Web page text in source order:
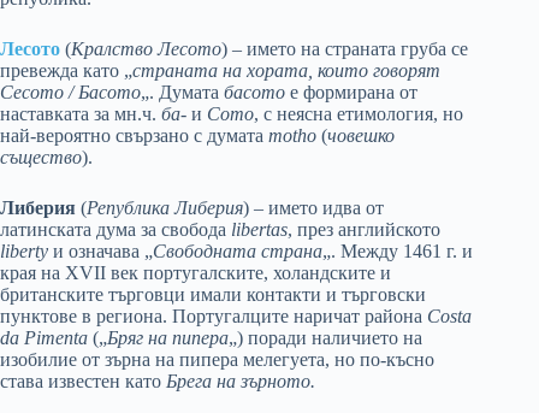
Лесото (Кралство Лесото) – името на страната груба се
превежда като „страната на хората, които говорят
Сесото / Басото„. Думата басото е формирана от
наставката за мн.ч. бa- и Сото, с неясна етимология, но
най-вероятно свързано с думата motho (човешко
същество).
Либерия (Република Либерия) – името идва от
латинската дума за свобода libertas, през английското
liberty и означава „Свободната страна„. Между 1461 г. и
края на XVII век португалските, холандските и
британските търговци имали контакти и търговски
пунктове в региона. Португалците наричат района Costa
da Pimenta („Бряг на пипера„) поради наличието на
изобилие от зърна на пипера мелегуета, но по-късно
става известен като Брега на зърното.